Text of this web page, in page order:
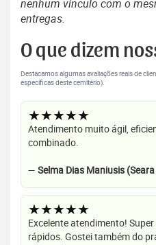
nenhum vínculo com o
entregas.
O que dizem
Destacamos algumas avaliações reais de
específicas deste cemitério).
★★★★★
Atendimento muito ágil,
combinado.
— Selma Dias Maniusis
★★★★★
Excelente atendimento!
rápidos. Gostei também do